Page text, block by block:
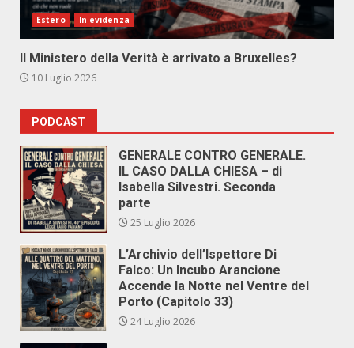
Estero In evidenza
Il Ministero della Verità è arrivato a Bruxelles?
10 Luglio 2026
PODCAST
GENERALE CONTRO GENERALE.
IL CASO DALLA CHIESA – di
Isabella Silvestri. Seconda
parte
25 Luglio 2026
L’Archivio dell’Ispettore Di
Falco: Un Incubo Arancione
Accende la Notte nel Ventre del
Porto (Capitolo 33)
24 Luglio 2026